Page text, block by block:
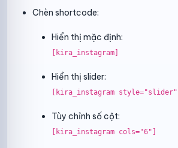
Chèn shortcode:
Hiển thị mặc định:
[kira_instagram]
Hiển thị slider:
[kira_instagram style="slider"]
Tùy chỉnh số cột:
[kira_instagram cols="6"]